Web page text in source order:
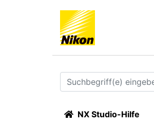
NX Studio-Hilfe